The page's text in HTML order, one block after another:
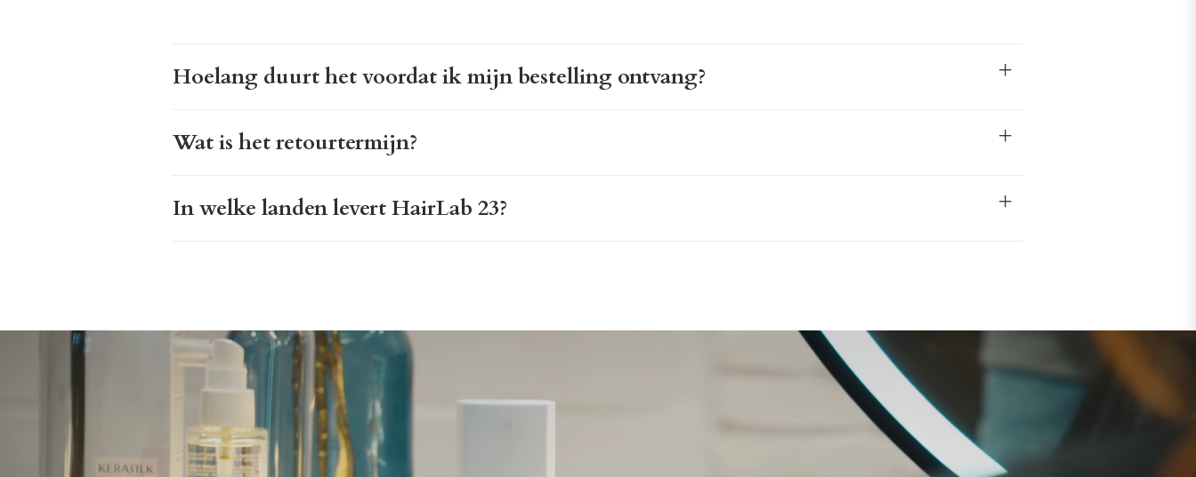
Hoelang duurt het voordat ik mijn bestelling ontvang?
Wat is het retourtermijn?
In welke landen levert HairLab 23?